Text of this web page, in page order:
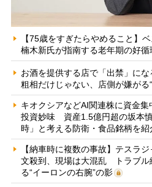
【75歳をすぎたらやめること】
楠木新氏が指南する老年期の好
お酒を提供する店で「出禁」に
粗相だけじゃない、店側が嫌がる
キオクシアなどAI関連株に資金集
投資妙味 資産1.5億円超の坂本
時」と考える防衛・食品銘柄を紹
【納車時に複数の事故】テスラ
文殺到、現場は大混乱 トラブル
る“イーロンの右腕”の影